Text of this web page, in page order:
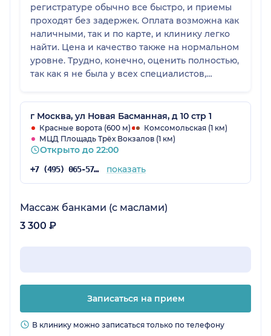
регистратуре обычно все быстро, и приемы
проходят без задержек. Оплата возможна как
наличными, так и по карте, и клинику легко
найти. Цена и качество также на нормальном
уровне. Трудно, конечно, оценить полностью,
так как я не была у всех специалистов,
г Москва, ул Новая Басманная, д 10 стр 1
Красные ворота (600 м)
Комсомольская (1 км)
МЦД Площадь Трёх Вокзалов (1 км)
Открыто до 22:00
+7 (495) 065-57-73 показать
Массаж банками (с маслами)
3 300 ₽
Записаться на прием
В клинику можно записаться только по телефону